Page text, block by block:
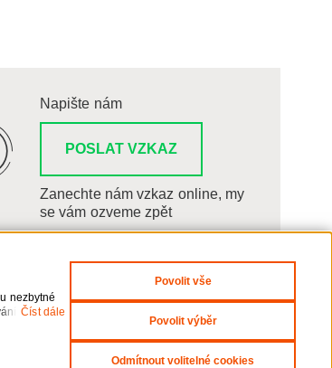
nezbytné
Číst dále
Povolit vše
Povolit výběr
Odmítnout volitelné cookies
Napište nám
POSLAT VZKAZ
Zanechte nám vzkaz online, my
se vám ozveme zpět